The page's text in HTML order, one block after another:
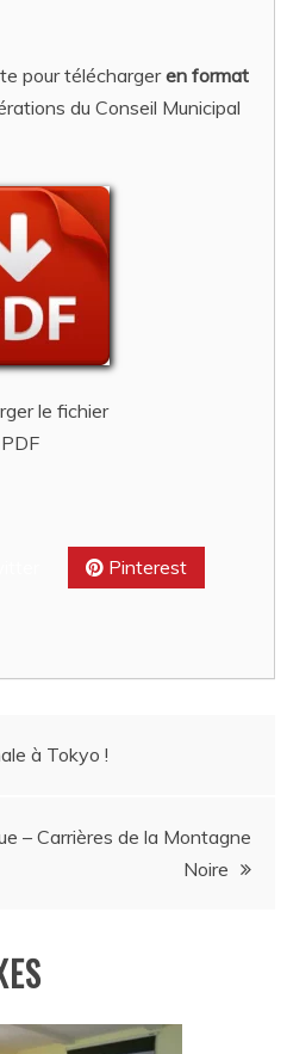
pour téléchargeren format
du Conseil Municipal
le fichier
PDF
Pinterest
à Tokyo !
– Carrières de la Montagne
Noire